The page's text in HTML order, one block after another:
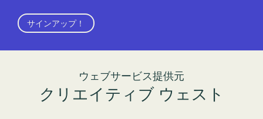
サインアップ！
ウェブサービス提供元
クリエイティブ ウェスト